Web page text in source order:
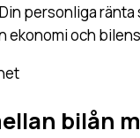
personliga ränta
ekonomi och
bilån